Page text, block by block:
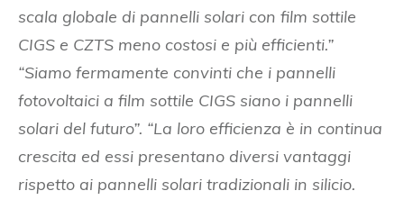
scala globale di pannelli solari con film sottile
CIGS e CZTS meno costosi e più efficienti.”
“Siamo fermamente convinti che i pannelli
fotovoltaici a film sottile CIGS siano i pannelli
solari del futuro”. “La loro efficienza è in continua
crescita ed essi presentano diversi vantaggi
rispetto ai pannelli solari tradizionali in silicio.